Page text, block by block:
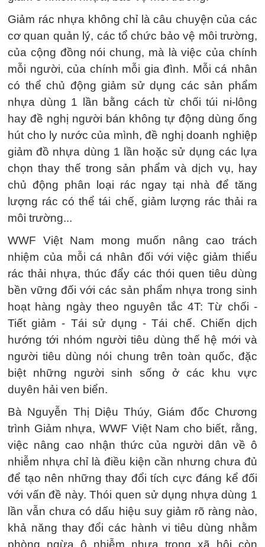
Giảm rác nhựa không chỉ là câu chuyện của các
cơ quan quản lý, các tổ chức bảo vệ môi trường,
của cộng đồng nói chung, mà là việc của chính
mỗi người, của chính mỗi gia đình. Mỗi cá nhân
có thể chủ động giảm sử dụng các sản phẩm
nhựa dùng 1 lần bằng cách từ chối túi ni-lông
hay đề nghị người bán không tự động dùng ống
hút cho ly nước của mình, đề nghị doanh nghiệp
giảm đồ nhựa dùng 1 lần hoặc sử dụng các lựa
chọn thay thế trong sản phẩm và dịch vụ, hay
chủ động phân loại rác ngay tại nhà để tăng
lượng rác có thể tái chế, giảm lượng rác thải ra
môi trường...
WWF Việt Nam mong muốn nâng cao trách
nhiệm của mỗi cá nhân đối với việc giảm thiểu
rác thải nhựa, thúc đẩy các thói quen tiêu dùng
bền vững đối với các sản phẩm nhựa trong sinh
hoạt hàng ngày theo nguyên tắc 4T: Từ chối -
Tiết giảm - Tái sử dụng - Tái chế. Chiến dịch
hướng tới nhóm người tiêu dùng thế hệ mới và
người tiêu dùng nói chung trên toàn quốc, đặc
biệt những người sinh sống ở các khu vực
duyên hải ven biển.
Bà Nguyễn Thị Diệu Thúy, Giám đốc Chương
trình Giảm nhựa, WWF Việt Nam cho biết, rằng,
việc nâng cao nhận thức của người dân về ô
nhiễm nhựa chỉ là điều kiện cần nhưng chưa đủ
để tạo nên những thay đổi tích cực đáng kể đối
với vấn đề này. Thói quen sử dụng nhựa dùng 1
lần vẫn chưa có dấu hiệu suy giảm rõ ràng nào,
khả năng thay đổi các hành vi tiêu dùng nhằm
phòng ngừa ô nhiễm nhựa trong xã hội còn